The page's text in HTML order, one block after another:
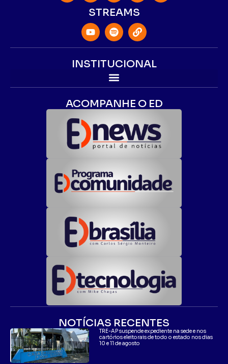
STREAMS
INSTITUCIONAL
ACOMPANHE O ED
NOTÍCIAS RECENTES
TRE-AP suspende expediente na sede e nos
cartórios eleitorais de todo o estado nos dias
10 e 11 de agosto